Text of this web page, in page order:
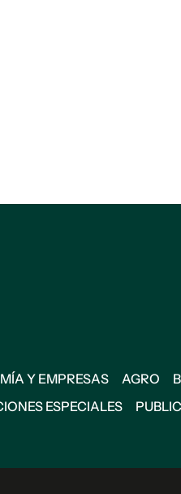
Y EMPRESAS AGRO
ESPECIALES